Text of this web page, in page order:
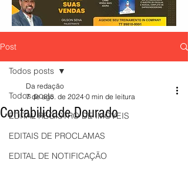
Post
Todos posts
EDITAL REGISTRO DE IMÓVEIS
EDITAIS DE PROCLAMAS
EDITAL DE NOTIFICAÇÃO
Todos posts
Contabilidade Dourado
Da redação
7 de ago. de 2024 0 min de leitura